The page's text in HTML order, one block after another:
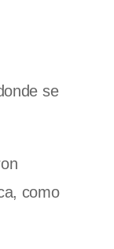
se
como